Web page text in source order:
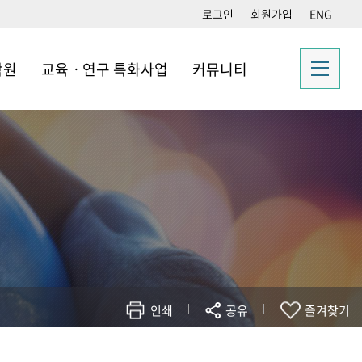
로그인 회원가입 ENG
소개
내규
소개
교육ㆍ연구 특화사업
연구
커뮤니티
자료실
취업정보
Q&A
프로그램 신청
인쇄
공유 즐겨찾기